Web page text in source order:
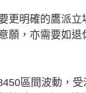
更明確的鷹派
願，亦需要如
區間波動，